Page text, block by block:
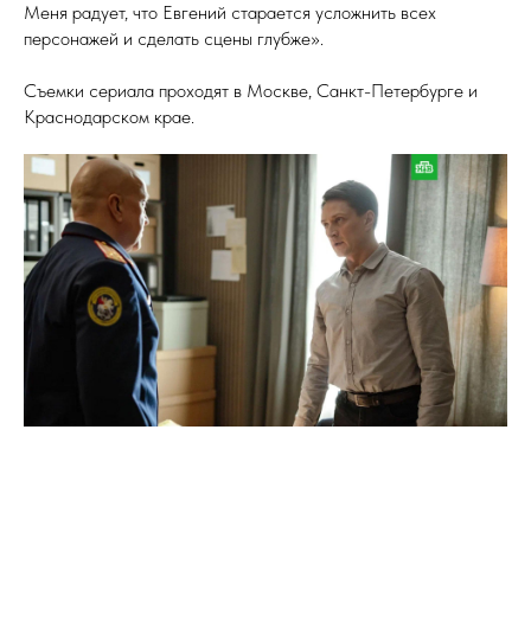
Меня радует, что Евгений старается усложнить всех
персонажей и сделать сцены глубже».
Съемки сериала проходят в Москве, Санкт-Петербурге и
Краснодарском крае.